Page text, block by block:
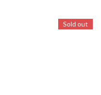
Sold out